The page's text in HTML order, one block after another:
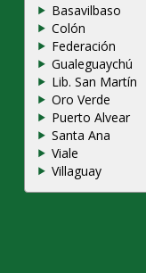
Basavilbaso
Colón
Federación
Gualeguaychú
Lib. San Martín
Oro Verde
Puerto Alvear
Santa Ana
Viale
Villaguay